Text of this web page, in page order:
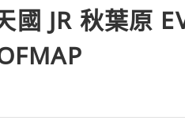
國 JR 秋葉原